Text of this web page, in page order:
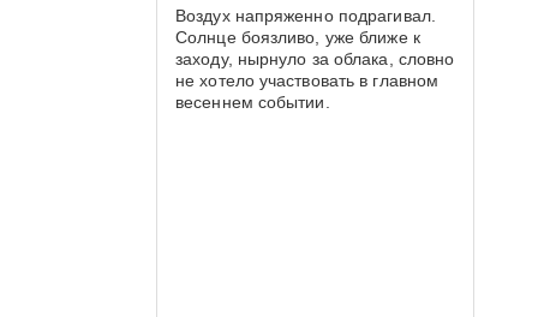
Воздух напряженно подрагивал.
Солнце боязливо, уже ближе к
заходу, нырнуло за облака, словно
не хотело участвовать в главном
весеннем событии.